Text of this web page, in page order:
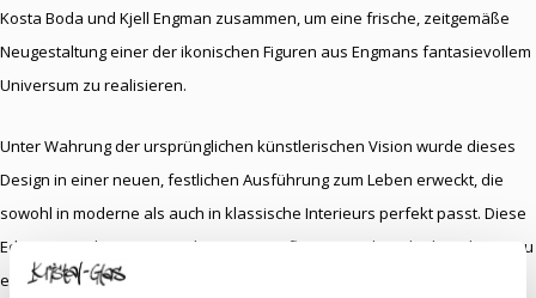
Kosta Boda und Kjell Engman zusammen, um eine frische, zeitgemäße
Neugestaltung einer der ikonischen Figuren aus Engmans fantasievollem
Universum zu realisieren.
Unter Wahrung der ursprünglichen künstlerischen Vision wurde dieses
Design in einer neuen, festlichen Ausführung zum Leben erweckt, die
sowohl in moderne als auch in klassische Interieurs perfekt passt. Diese
Edition ist Teil einer streng limitierten Auflage, was das Objekt nicht nur zu
einem optischen Blickfang macht, sondern auch zu einem wertvollen